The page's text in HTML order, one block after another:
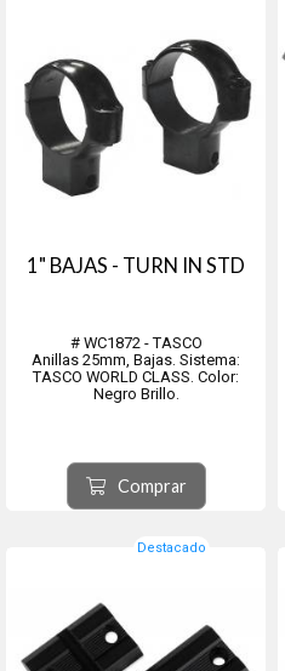
1" BAJAS - TURN IN STD
# WC1872 - TASCO
Anillas 25mm, Bajas. Sistema:
TASCO WORLD CLASS. Color:
Negro Brillo.
Comprar
Destacado